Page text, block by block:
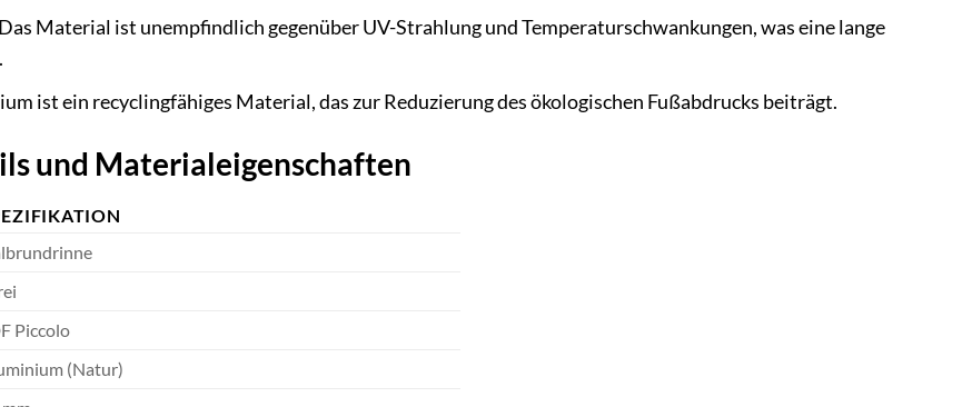
Das Material ist unempfindlich gegenüber UV-Strahlung und Temperaturschwankungen, was eine lange
ist ein recyclingfähiges Material, das zur Reduzierung des ökologischen Fußabdrucks beiträgt.
und Materialeigenschaften
Piccolo
(Natur)